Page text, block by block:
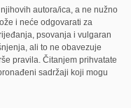
autora/ica, a ne nužno
i neće odgovarati za
psovanja i vulgaran
ali to ne obavezuje
pravila. Čitanjem prihvatate
sadržaji koji mogu